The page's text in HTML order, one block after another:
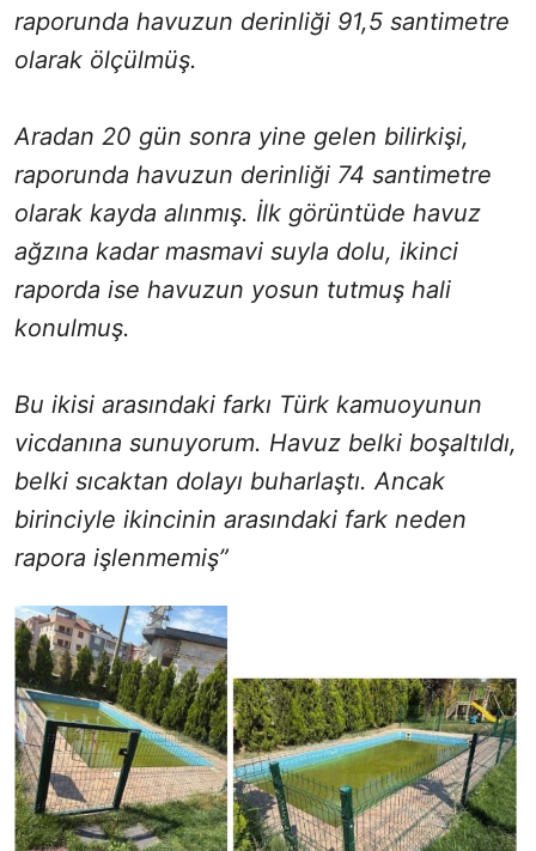
raporunda havuzun derinliği 91,5 santimetre
olarak ölçülmüş.
Aradan 20 gün sonra yine gelen bilirkişi,
raporunda havuzun derinliği 74 santimetre
olarak kayda alınmış. İlk görüntüde havuz
ağzına kadar masmavi suyla dolu, ikinci
raporda ise havuzun yosun tutmuş hali
konulmuş.
Bu ikisi arasındaki farkı Türk kamuoyunun
vicdanına sunuyorum. Havuz belki boşaltıldı,
belki sıcaktan dolayı buharlaştı. Ancak
birinciyle ikincinin arasındaki fark neden
rapora işlenmemiş”